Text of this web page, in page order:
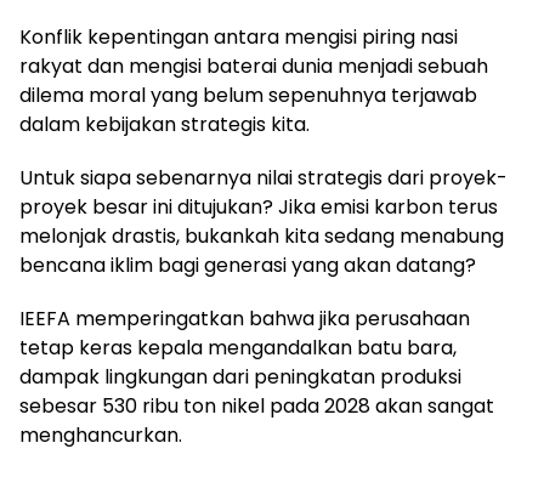
Konflik kepentingan antara mengisi piring nasi
rakyat dan mengisi baterai dunia menjadi sebuah
dilema moral yang belum sepenuhnya terjawab
dalam kebijakan strategis kita.
Untuk siapa sebenarnya nilai strategis dari proyek-
proyek besar ini ditujukan? Jika emisi karbon terus
melonjak drastis, bukankah kita sedang menabung
bencana iklim bagi generasi yang akan datang?
IEEFA memperingatkan bahwa jika perusahaan
tetap keras kepala mengandalkan batu bara,
dampak lingkungan dari peningkatan produksi
sebesar 530 ribu ton nikel pada 2028 akan sangat
menghancurkan.